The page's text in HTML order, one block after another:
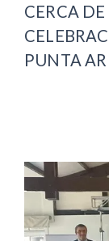
CERCA
PUNTA